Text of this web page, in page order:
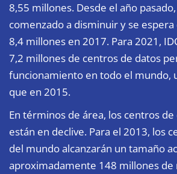
8,55 millones. Desde el año
comenzado a disminuir y se espera
8,4 millones en 2017. Para 2021,
7,2 millones de centros de datos
funcionamiento en todo el mundo,
que en 2015.
En términos de área, los centros
están en declive. Para el 2013, los
del mundo alcanzarán un tamaño
aproximadamente 148 millones